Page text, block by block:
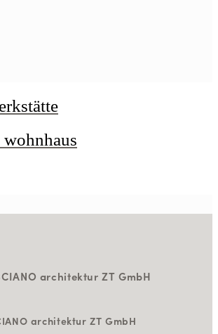
architektur ZT GmbH
architektur ZT GmbH